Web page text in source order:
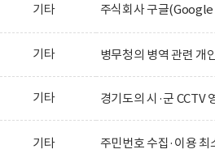
기타 주식회사 구글(Google
기타 병무청의 병역 관련 개
기타 경기도의 시·군 CCTV
기타 주민번호 수집·이용 최